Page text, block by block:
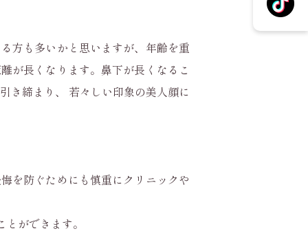
方も多いかと思いますが、年齢を重
が長くなります。鼻下が長くなるこ
き締まり、 若々しい印象の美人顔に
を防ぐためにも慎重にクリニックや
ができます。